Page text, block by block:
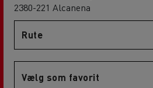
2380-221 Alcanena
Rute
Vælg som favorit